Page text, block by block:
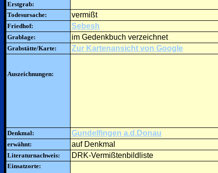
Erstgrab:
Todesursache:
vermißt
Friedhof: Sebesh
Grablage: im Gedenkbuch verzeichnet
Grabstätte/Karte: Zur Kartenansicht von Google
Auszeichnungen:
Denkmal: Gundelfingen a.d.Donau
erwähnt: auf Denkmal
Literaturnachweis: DRK-Vermißtenbildliste
Einsatzorte: